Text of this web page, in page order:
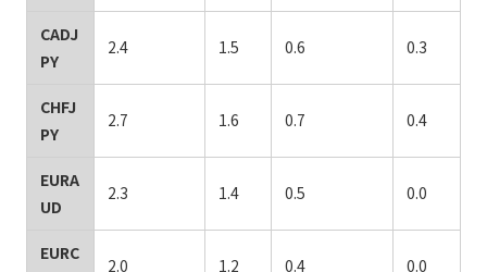
CADJ
PY
2.4 1.5 0.6 0.3
CHFJ
PY
2.7 1.6 0.7 0.4
EURA
UD
2.3 1.4 0.5 0.0
EURC
2.0 1.2 0.4 0.0